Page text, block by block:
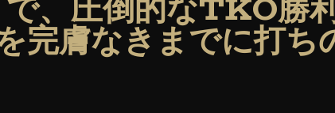
完膚なきまでに打ち